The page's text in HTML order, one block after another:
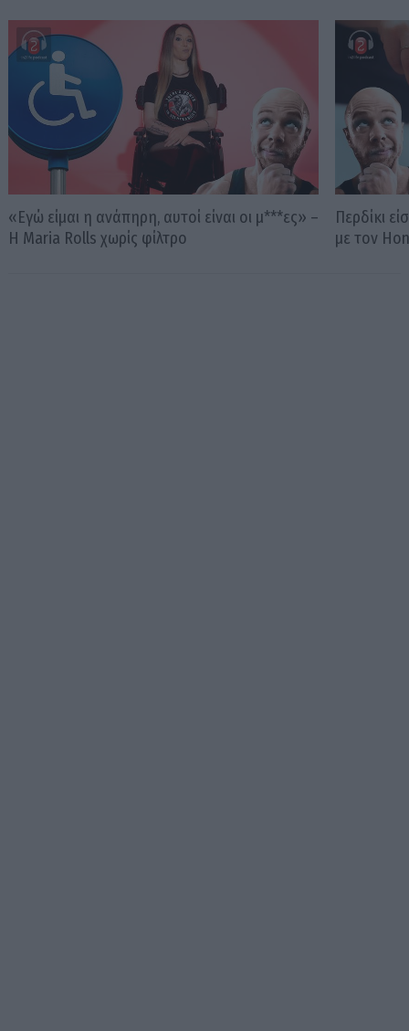
«Εγώ είμαι η ανάπηρη, αυτοί είναι οι μ***ες» –
Η Maria Rolls χωρίς φίλτρο
Περδίκι
με τον